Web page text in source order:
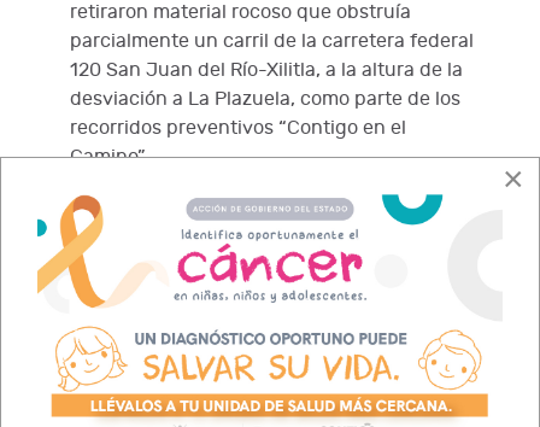
retiraron material rocoso que obstruía
parcialmente un carril de la carretera federal
120 San Juan del Río-Xilitla, a la altura de la
desviación a La Plazuela, como parte de los
recorridos preventivos “Contigo en el
Camino”.
Leer más…
×